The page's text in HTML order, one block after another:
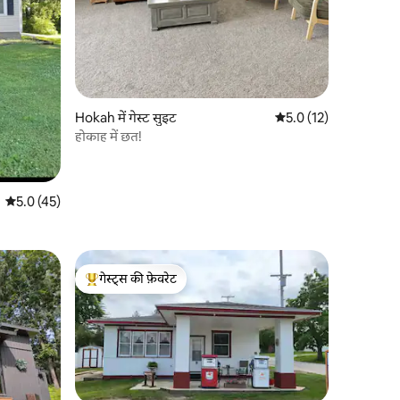
औसत रेटिंग 5 में से 5.0, 45 समीक्षाएँ
5.0 (45)
Hokah में गेस्ट सुइट औसत रेटिंग 5 में से 5.0,
5.0 (12)
होकाह में छत!
गेस्ट्स का टॉप फ़ेवरेट
गेस्ट्स की फ़ेवरेट